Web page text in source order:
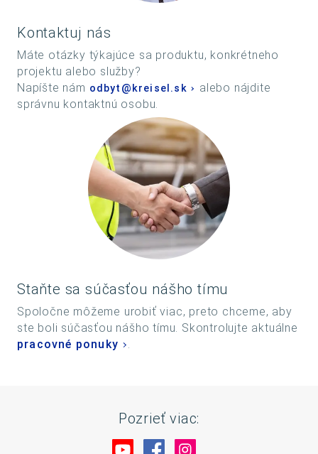
Kontaktuj nás
Máte otázky týkajúce sa produktu, konkrétneho
projektu alebo služby?
Napíšte nám odbyt@kreisel.sk
alebo nájdite
správnu kontaktnú osobu.
Staňte sa súčasťou nášho tímu
Spoločne môžeme urobiť viac, preto chceme, aby
ste boli súčasťou nášho tímu. Skontrolujte aktuálne
pracovné ponuky
.
Pozrieť viac:
Navštívte nás na YouTube
Navštívte nás na